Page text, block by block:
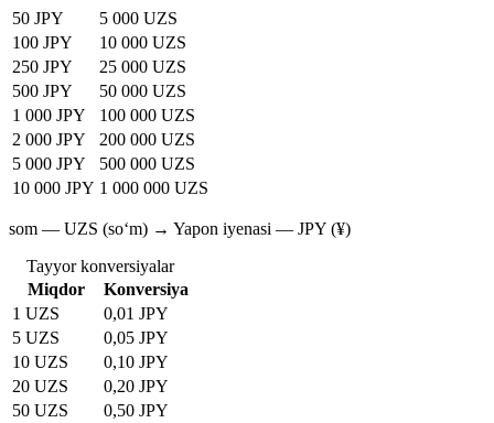
50 JPY
5 000 UZS
100 JPY
10 000 UZS
250 JPY
25 000 UZS
500 JPY
50 000 UZS
1 000 JPY
100 000 UZS
2 000 JPY
200 000 UZS
5 000 JPY
500 000 UZS
10 000 JPY 1 000 000 UZS
som — UZS (soʻm) → Yapon iyenasi — JPY (¥)
Tayyor konversiyalar
Miqdor
Konversiya
1 UZS
0,01 JPY
5 UZS
0,05 JPY
10 UZS
0,10 JPY
20 UZS
0,20 JPY
50 UZS
0,50 JPY